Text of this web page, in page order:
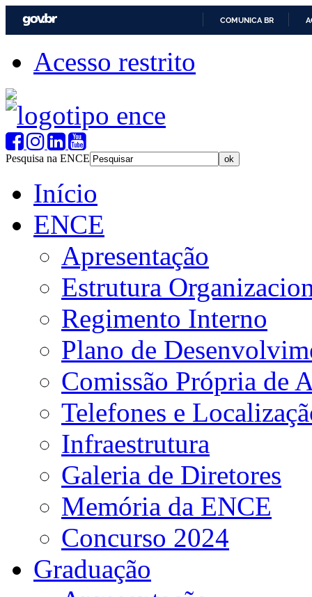
COMUNICA BR
Acesso restrito
Pesquisa na ENCE
Início
ENCE
Apresentação
Estrutura
Regimento Interno
Plano de
Comissão Própria de
Telefones e
Infraestrutura
Galeria de Diretores
Memória da ENCE
Concurso 2024
Graduação